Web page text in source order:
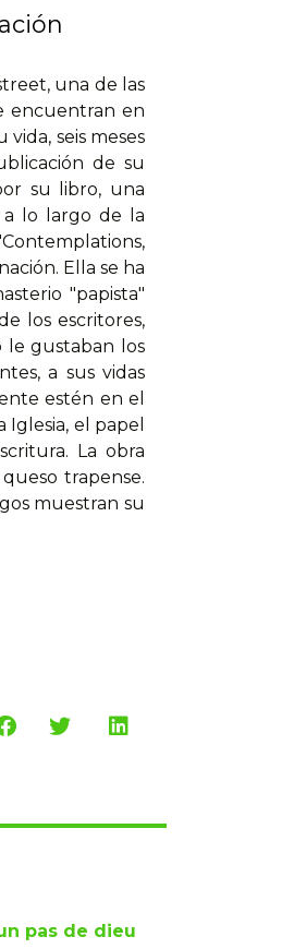
una de las
encuentran en
seis meses
de su
su libro, una
lo largo de la
Ella se ha
"papista"
los escritores,
le gustaban los
a sus vidas
estén en el
el papel
La obra
trapense.
muestran su
pas de dieu